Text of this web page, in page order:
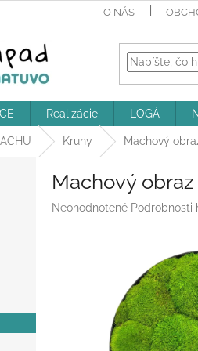
O NÁS
Realizácie LOGÁ
Kruhy Machový
Machový
Priemerné
Neohodnotené Podrobnosti